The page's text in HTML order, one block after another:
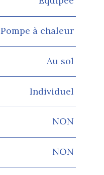
Pompe à chaleur
Au sol
Individuel
NON
NON